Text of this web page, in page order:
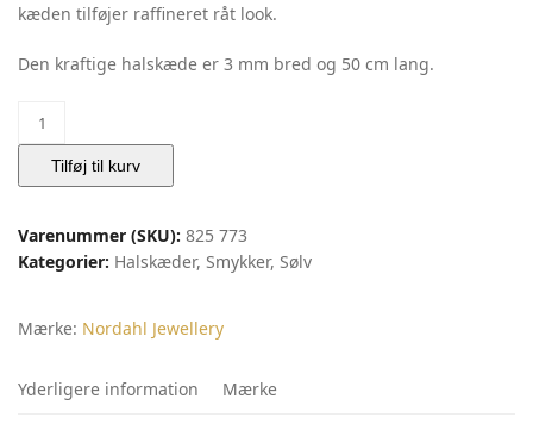
kæden tilføjer raffineret råt look.
Den kraftige halskæde er 3 mm bred og 50 cm lang.
Rhd.
sølv
kæde
PANZER52
50cm
|
antal
Tilføj til kurv
Varenummer (SKU): 825 773
Kategorier: Halskæder, Smykker, Sølv
Mærke: Nordahl Jewellery
Yderligere information Mærke